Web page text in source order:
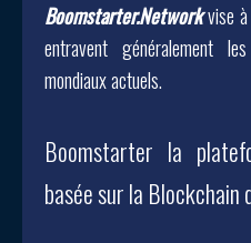
Boomstarter.Networkvise à
entravent généralement
mondiaux actuels.
Boomstarter la
basée sur la